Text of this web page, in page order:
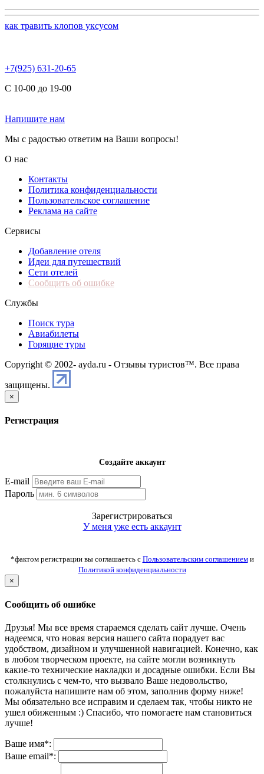
как травить клопов уксусом
+7(925) 631-20-65
С 10-00 до 19-00
Напишите нам
Мы с радостью ответим на Ваши вопросы!
О нас
Контакты
Политика конфиденциальности
Пользовательское соглашение
Реклама на сайте
Сервисы
Добавление отеля
Идеи для путешествий
Сети отелей
Сообщить об ошибке
Службы
Поиск тура
Авиабилеты
Горящие туры
Copyright © 2002- ayda.ru - Отзывы туристов™. Все права
защищены.
×
Регистрация
Создайте аккаунт
E-mail
Пароль
Зарегистрироваться
У меня уже есть аккаунт
*фактом регистрации вы соглашаетсь с Пользовательским соглашениеми
Политикой конфиденциальности
×
Сообщить об ошибке
Друзья! Мы все время стараемся сделать сайт лучше. Очень
надеемся, что новая версия нашего сайта порадует вас
удобством, дизайном и улучшенной навигацией. Конечно, как
в любом творческом проекте, на сайте могли возникнуть
какие-то технические накладки и досадные ошибки. Если Вы
столкнулись с чем-то, что вызвало Ваше недовольство,
пожалуйста напишите нам об этом, заполнив форму ниже!
Мы обязательно все исправим и сделаем так, чтобы никто не
ушел обиженным :) Спасибо, что помогаете нам становиться
лучше!
Ваше имя*:
Ваше email*: